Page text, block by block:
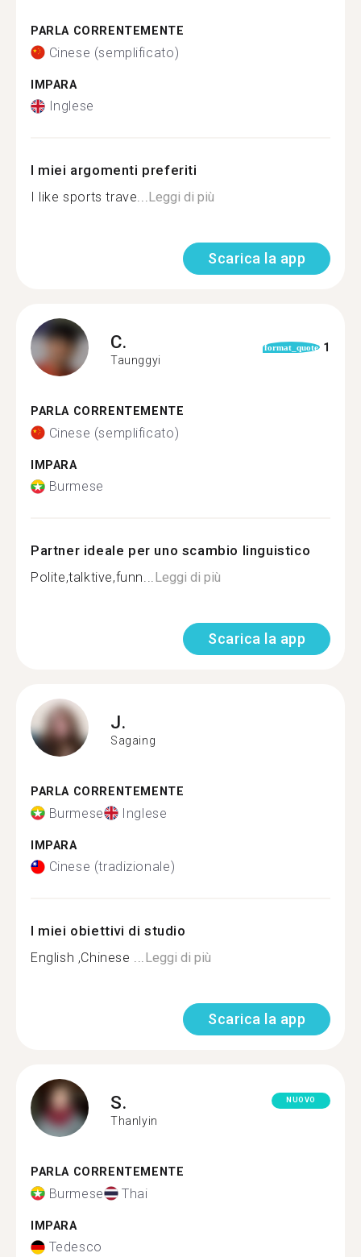
PARLA CORRENTEMENTE
Cinese (semplificato)
IMPARA
Inglese
I miei argomenti preferiti
I like sports trave...Leggi di più
Scarica la app
C.
Taunggyi
format_quote 1
PARLA CORRENTEMENTE
Cinese (semplificato)
IMPARA
Burmese
Partner ideale per uno scambio linguistico
Polite,talktive,funn...Leggi di più
Scarica la app
J.
Sagaing
PARLA CORRENTEMENTE
Burmese Inglese
IMPARA
Cinese (tradizionale)
I miei obiettivi di studio
English ,Chinese ...Leggi di più
Scarica la app
S.
Thanlyin
NUOVO
PARLA CORRENTEMENTE
Burmese Thai
IMPARA
Tedesco